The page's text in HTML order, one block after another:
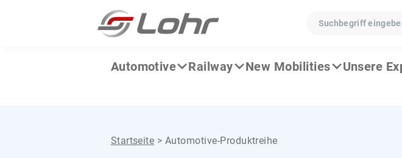
Suchbegriff
Automotive Railway New Mobilities Unsere
Startseite > Automotive-Produktreihe